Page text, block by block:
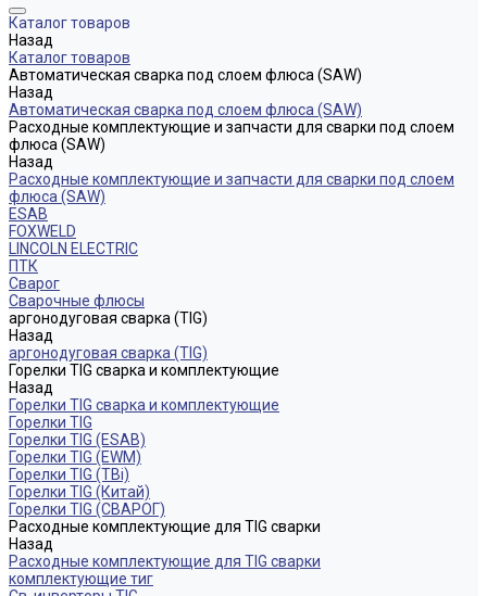
Каталог товаров
Назад
Каталог товаров
Автоматическая сварка под слоем флюса (SAW)
Назад
Автоматическая сварка под слоем флюса (SAW)
Расходные комплектующие и запчасти для сварки под слоем
флюса (SAW)
Назад
Расходные комплектующие и запчасти для сварки под слоем
флюса (SAW)
ESAB
FOXWELD
LINCOLN ELECTRIC
ПТК
Сварог
Сварочные флюсы
аргонодуговая сварка (TIG)
Назад
аргонодуговая сварка (TIG)
Горелки TIG сварка и комплектующие
Назад
Горелки TIG сварка и комплектующие
Горелки TIG
Горелки TIG (ESAB)
Горелки TIG (EWM)
Горелки TIG (TBi)
Горелки TIG (Китай)
Горелки TIG (СВАРОГ)
Расходные комплектующие для TIG сварки
Назад
Расходные комплектующие для TIG сварки
комплектующие тиг